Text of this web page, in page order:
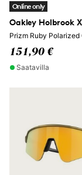
Online only
Oakley Holbrook
Prizm Ruby
151,90 €
Saatavilla